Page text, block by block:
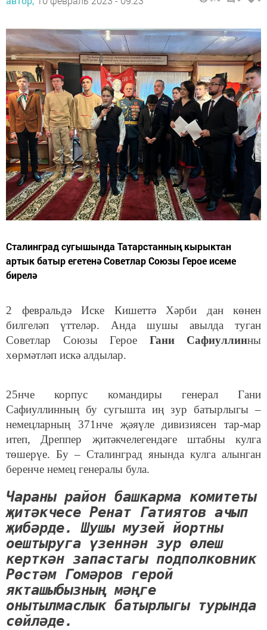
Сталинград сугышында Татарстанның кырыктан
артык батыр егетенә Советлар Союзы Герое исеме
бирелә
2 февральдә Иске Кишеттә Хәрби дан көнен
билгеләп үттеләр. Анда шушы авылда туган
Советлар Союзы Герое Гани Сафиуллинны
хөрмәтләп искә алдылар.
25нче корпус командиры генерал Гани
Сафиуллинның бу сугышта иң зур батырлыгы –
немецларның 371нче җәяүле дивизиясен тар-мар
итеп, Дреппер җитәкчелегендәге штабны кулга
төшерүе. Бу – Сталинград янында кулга алынган
беренче немец генералы була.
Чараны район башкарма комитеты
җитәкчесе Ренат Гатиятов ачып
җибәрде. Шушы музей йортны
оештыруга үзеннән зур өлеш
керткән запастагы подполковник
Рөстәм Гомәров герой
якташыбызның мәңге
онытылмаслык батырлыгы турында
сөйләде.